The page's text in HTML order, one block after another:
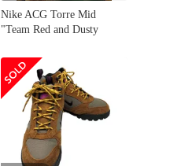
Nike ACG Torre Mid
"Team Red and Dusty